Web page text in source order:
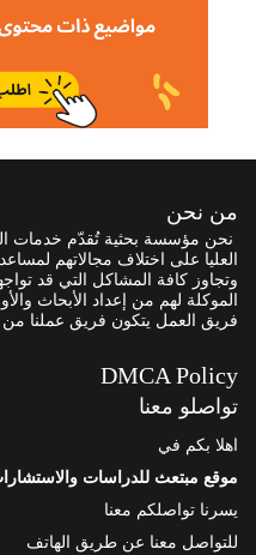
من نحن
نحن مؤسسة بحثية تُقدّم خدمات
العليا على اختلاف مجالاتهم
وتجاوز كافة المشاكل التي قد
الموكلة لهم من إعداد الأبحاث
فريق العمل يتكون فريق عملنا من
DMCA Policy
تواصلو معنا
اهلا بكم في
موقع مبتعث للدراسات
يسرنا تواصلكم معنا
للتواصل معنا عن طريق الهاتف